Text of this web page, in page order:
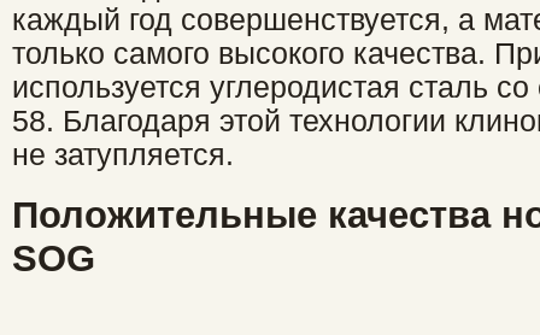
каждый год совершенствуется, а
только самого высокого качества.
используется углеродистая сталь
58. Благодаря этой технологии
не затупляется.
Положительные качества
SOG